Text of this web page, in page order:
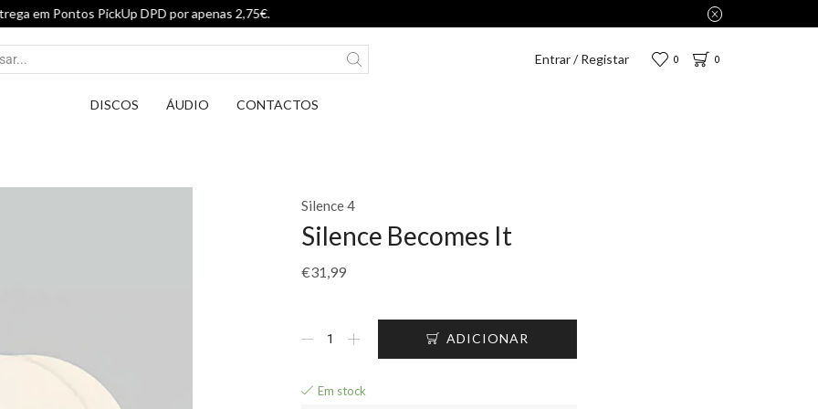
Entrega em Pontos PickUp DPD por apenas 2,75€.
Entrar / Registar 0 0
DISCOS ÁUDIO CONTACTOS
Silence 4
Silence Becomes It
€31,99
ADICIONAR
Em stock